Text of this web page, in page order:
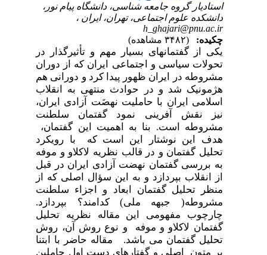
استادیار گروه جامعه شناسی، دانشگاه پیام نور،
دانشکده علوم اجتماعی، تهران، ایران ،
h_ghajari@pnu.ac.ir
چکیده:
یکی از گفتمانهای بسیار مهم و تأثیرگذار در
تحولات سیاسی و اجتماعی ایران که از دوران
مشروطه در ایران ظهور پیدا کرد و دورانی هم
هژمونیک شد و در حوادث منتهی به انقلاب
اسلامی ایران با حاملیت نهضَت آزادی ایران،
نیز نقش آفرینی نمود گفتمان سلطنت
مشروطه است. بنا به اهمیت این گفتمان،
هدف این نوشتار این است که با رویکرد
تحلیل گفتمان و در قالب نظریه لاکلاو و موفه
به بررسی گفتمان نهضت آزادی ایران در قبل
از انقلاب بپردازد و به این سؤال اصلی که از
منظر تحلیل گفتمان ابعاد و اجزاء سلطنت
مشروطه( جبهه ملی) کدامند؟ بپردازد.
چارچوب مفهومی این مقاله نظریه تحلیل
گفتمان لاکلاو و موفه و نوع روش آن، روش
تحلیل گفتمان می باشد. مقاله حاضر با ابتنا
بر متون اصلی و گفتارهای دست اول حاملین